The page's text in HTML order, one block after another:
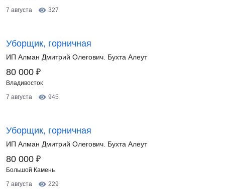
7 августа
327
Уборщик, горничная
ИП Алман Дмитрий Олегович. Бухта Алеут
80 000 ₽
Владивосток
7 августа
945
Уборщик, горничная
ИП Алман Дмитрий Олегович. Бухта Алеут
80 000 ₽
Большой Камень
7 августа
229